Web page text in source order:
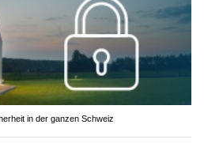
in der ganzen Schweiz